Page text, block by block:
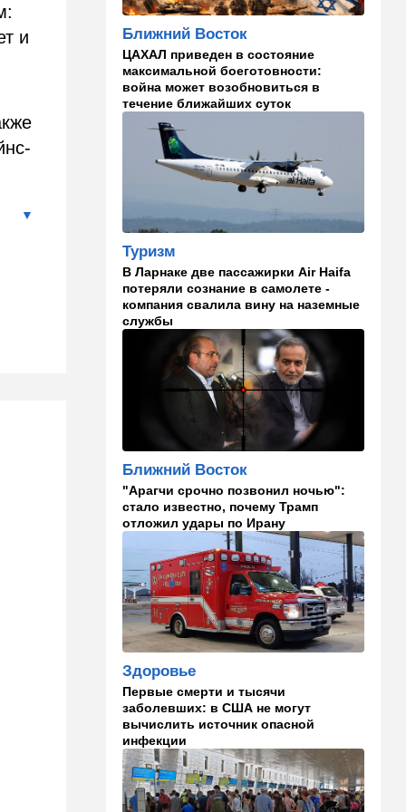
и
США настойчиво попросили
Израиль сбавить обороты в
Ливане
18:15 Культура
30 лет российско-
израильскому альманаху
еврейской культуры
Израиль
На маленьком плоту: отдых
на Кинерете едва не
закончился трагедией
17:26 Израиль
Отставить панику: в Тель-
Авиве все спокойно
Ближний Восток
Человек-невидимка: в
высших эшелонах власти
Ирана поползли тревожные
16:20 Общество
Помогите найти: пропала
Мария из Димоны
15:45 Ближний Восток
В противовес Израилю и
Ирану: три мусульманские
страны объединились в
"исламский НАТО"
15:25 Общество
"Общие культурные коды":
русские дети вместе с
палестинскими строят
"новую модель ООН"
14:55 Израиль
В Израиле опасаются атак
дронов изнутри страны
Ближний Восток
ЦАХАЛ приведен в состояние
максимальной боеготовности:
война может возобновиться в
течение ближайших суток
Туризм
В Ларнаке две пассажирки Air Haifa
потеряли сознание в самолете -
компания свалила вину на наземные
службы
Ближний Восток
"Арагчи срочно позвонил ночью":
стало известно, почему Трамп
отложил удары по Ирану
Здоровье
Первые смерти и тысячи
заболевших: в США не могут
вычислить источник опасной
инфекции